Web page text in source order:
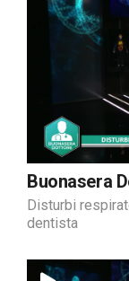
Buonasera
Disturbi
dentista